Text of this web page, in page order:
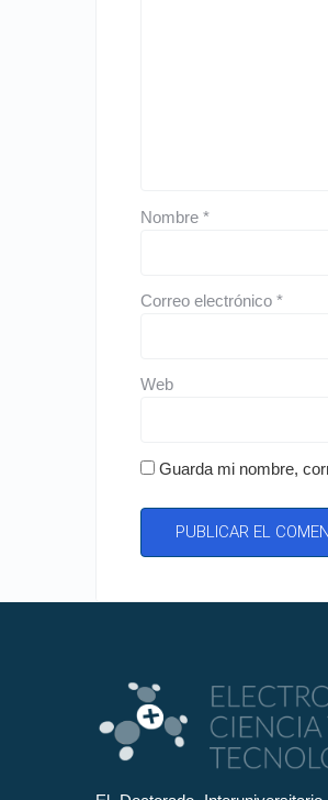
Nombre *
Correo electrónico *
Web
Guarda mi nombre,